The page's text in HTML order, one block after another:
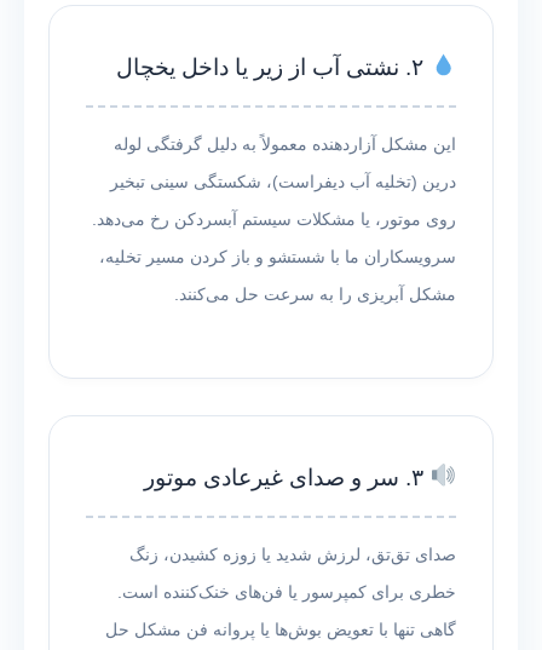
این مشکل آزاردهنده معمولاً به دلیل گرفتگی لوله
درین (تخلیه آب دیفراست)، شکستگی سینی تبخیر
روی موتور، یا مشکلات سیستم آبسردکن رخ می‌دهد.
سرویسکاران ما با شستشو و باز کردن مسیر تخلیه،
مشکل آبریزی را به سرعت حل می‌کنند.
صدای تق‌تق، لرزش شدید یا زوزه کشیدن، زنگ
خطری برای کمپرسور یا فن‌های خنک‌کننده است.
گاهی تنها با تعویض بوش‌ها یا پروانه فن مشکل حل